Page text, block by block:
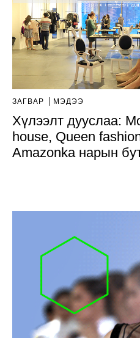
ЗАГВАР МЭДЭЭ
Хүлээлт дууслаа:
house, Queen
Amazonka нарын